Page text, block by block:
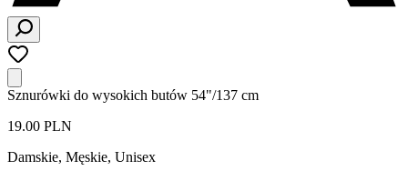
Sznurówki do wysokich butów 54"/137 cm
19.00 PLN
Damskie, Męskie, Unisex